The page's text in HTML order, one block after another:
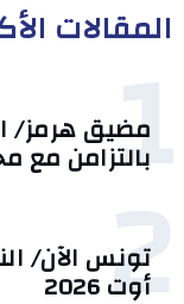
المقالات
1
مضيق هرمز/
بالتزامن مع
2
أوت 2026